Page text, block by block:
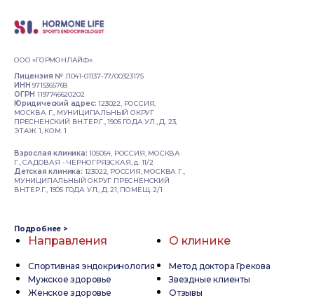
ООО «ГОРМОНЛАЙФ».
Лицензия № Л041-01137-77/00323175
ИНН 9715365768
ОГРН 1197746620202
Юридический адрес:123022, РОССИЯ,
МОСКВА Г., МУНИЦИПАЛЬНЫЙ ОКРУГ
ПРЕСНЕНСКИЙ ВН.ТЕР.Г., 1905 ГОДА УЛ., Д. 23,
ЭТАЖ 1, КОМ. 1
Взрослая клиника: 105064, РОССИЯ, МОСКВА
Г., САДОВАЯ - ЧЕРНОГРЯЗСКАЯ, д. 11/2
Детская клиника: 123022, РОССИЯ, МОСКВА Г.,
МУНИЦИПАЛЬНЫЙ ОКРУГ ПРЕСНЕНСКИЙ
ВН.ТЕР.Г., 1905 ГОДА УЛ., Д. 21, ПОМЕЩ. 2/1
Подробнее >
Направления
Спортивная эндокринология
Мужское здоровье
Женское здоровье
О клинике
Метод доктора Грекова
Звездные клиенты
Отзывы